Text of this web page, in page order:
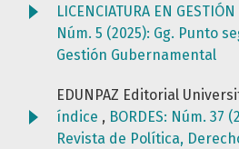
LICENCIATURA EN
Núm. 5 (2025): Gg. Punto
Gestión Gubernamental
EDUNPAZ Editorial
índice , BORDES: Núm. 37
Revista de Política,